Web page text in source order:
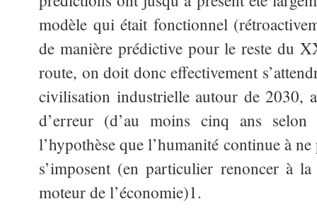
modèle qui était fonctionnel
de manière prédictive pour le reste du
route, on doit donc effectivement
civilisation industrielle autour de 2030,
d’erreur (d’au moins cinq ans
l’hypothèse que l’humanité continue à
s’imposent (en particulier renoncer à
moteur de l’économie)1.